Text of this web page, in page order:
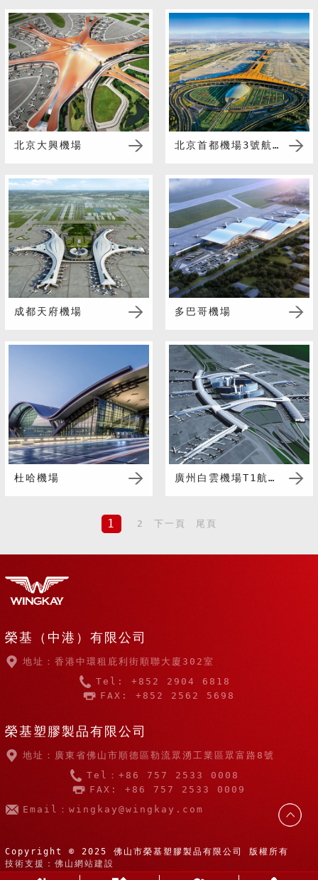
北京大興機場 北京首都機場3號航站樓
成都天府機場 多巴哥機場
杜哈機場 廣州白雲機場T1航站樓
1 2 下一頁 尾頁
榮基（中港）有限公司
地址：香港中環租庇利街順聯大廈302室
Tel: +852 2904 6818
FAX: +852 2562 5698
榮基塑膠製品有限公司
地址：廣東省佛山市順德區勒流眾湧工業區眾富路8號
Tel：+86 757 2533 0008
FAX: +86 757 2533 0009
Email：wingkay@wingkay.com
Copyright © 2025 佛山市榮基塑膠製品有限公司 版權所有
技術支援：佛山網站建設